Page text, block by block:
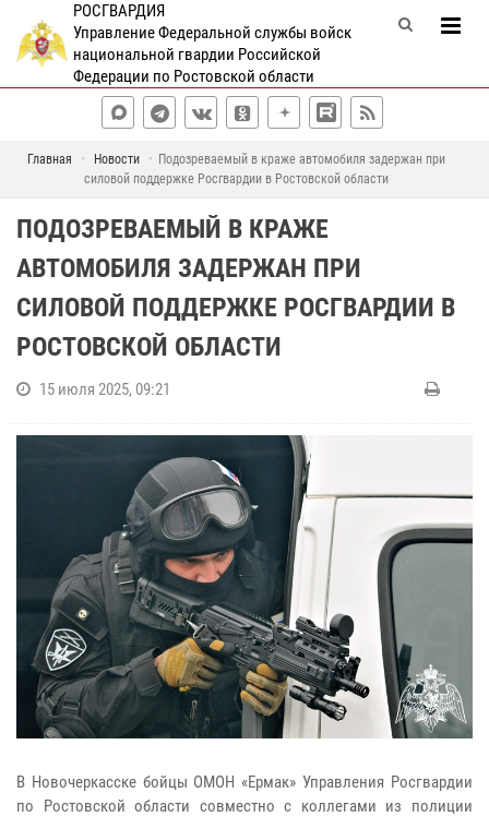
РОСГВАРДИЯ
Управление Федеральной службы войск
национальной гвардии Российской
Федерации по Ростовской области
Главная Новости
Подозреваемый в краже автомобиля задержан при
силовой поддержке Росгвардии в Ростовской области
ПОДОЗРЕВАЕМЫЙ В КРАЖЕ
АВТОМОБИЛЯ ЗАДЕРЖАН ПРИ
СИЛОВОЙ ПОДДЕРЖКЕ РОСГВАРДИИ В
РОСТОВСКОЙ ОБЛАСТИ
15 июля 2025, 09:21
В Новочеркасске бойцы ОМОН «Ермак» Управления Росгвардии
по Ростовской области совместно с коллегами из полиции